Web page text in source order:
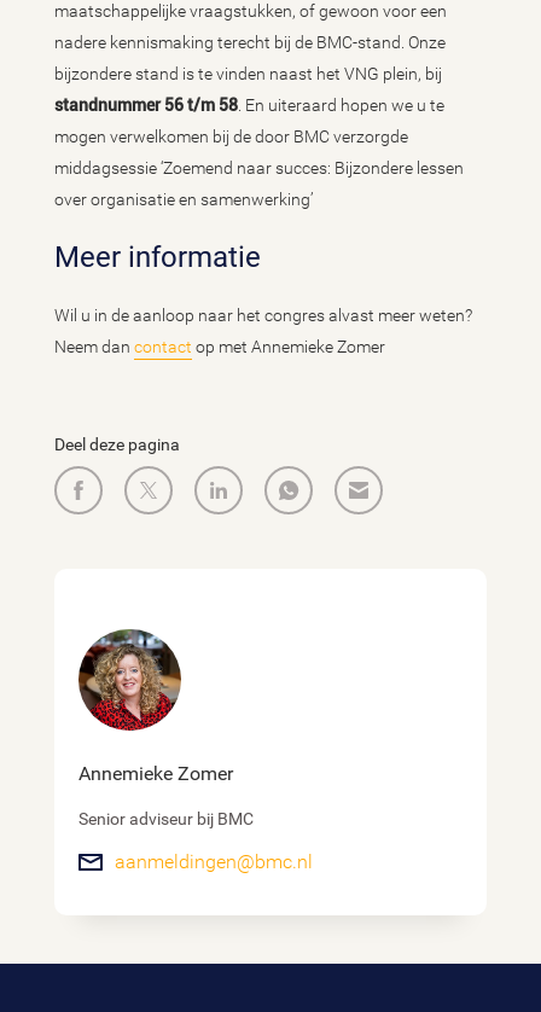
maatschappelijke vraagstukken, of gewoon voor een
nadere kennismaking terecht bij de BMC-stand. Onze
bijzondere stand is te vinden naast het VNG plein, bij
standnummer 56 t/m 58 . En uiteraard hopen we u te
mogen verwelkomen bij de door BMC verzorgde
middagsessie ‘Zoemend naar succes: Bijzondere lessen
over organisatie en samenwerking’
Meer informatie
Wil u in de aanloop naar het congres alvast meer weten?
Neem dan contact op met Annemieke Zomer
Deel deze pagina
Annemieke Zomer
Senior adviseur bij BMC
aanmeldingen@bmc.nl